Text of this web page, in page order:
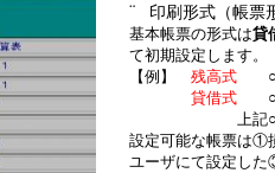
¨
印刷形式（帳票
基本帳票の形式は貸
て初期設定します。
【例】 残高式
貸借式
上記○○○○
設定可能な帳票は①
ユーザにて設定した